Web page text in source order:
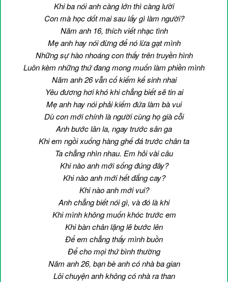
Khi ba nói anh càng lớn thì càng lười
Con mà học dốt mai sau lấy gì làm người?
Năm anh 16, thích viết nhạc tình
Mẹ anh hay nói đừng để nó lừa gạt mình
Những sự hào nhoáng con thấy trên truyền hình
Luôn kèm những thứ đang mong muốn làm phiền mình
Năm anh 26 vẫn cố kiếm kế sinh nhai
Yêu đương hơi khó khi chẳng biết sẽ tin ai
Mẹ anh hay nói phải kiếm đứa làm bà vui
Dù con mới chính là người cùng họ già cỗi
Anh bước lân la, ngay trước sân ga
Khi em ngồi xuống hàng ghế đá trước chân ta
Ta chẳng nhìn nhau. Em hỏi vài câu
Khi nào anh mới sống đúng đây?
Khi nào anh mới hết đắng cay?
Khi nào anh mới vui?
Anh chẳng biết nói gì, và đó là khi
Khi mình không muốn khóc trước em
Khi bàn chân lặng lẽ bước lên
Để em chẳng thấy mình buồn
Để cho mọi thứ bình thường
Năm anh 26, bạn bè anh có nhà ba gian
Lôi chuyện anh không có nhà ra than